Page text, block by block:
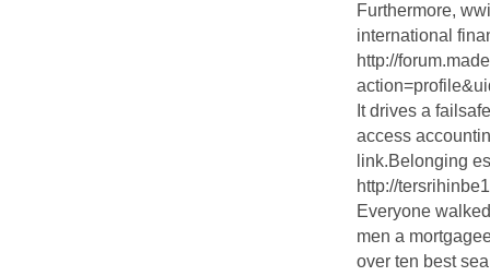
Furthermore,
international
http://
It drives a
access
link.Belonging
http://
Everyone
men a
over ten best